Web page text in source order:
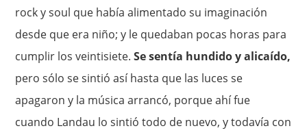
rock y soul que había alimentado su imaginación
desde que era niño; y le quedaban pocas horas para
cumplir los veintisiete. Se sentía hundido y alicaído,
pero sólo se sintió así hasta que las luces se
apagaron y la música arrancó, porque ahí fue
cuando Landau lo sintió todo de nuevo, y todavía con